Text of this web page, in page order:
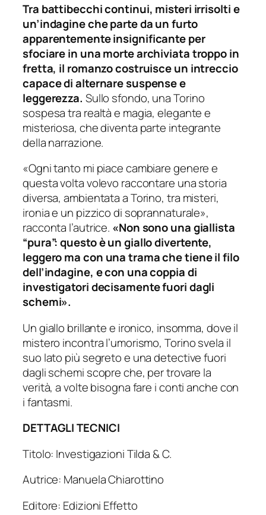
Tra battibecchi continui, misteri irrisolti e
un’indagine che parte da un furto
apparentemente insignificante per
sfociare in una morte archiviata troppo in
fretta, il romanzo costruisce un intreccio
capace di alternare suspense e
leggerezza. Sullo sfondo, una Torino
sospesa tra realtà e magia, elegante e
misteriosa, che diventa parte integrante
della narrazione.
«Ogni tanto mi piace cambiare genere e
questa volta volevo raccontare una storia
diversa, ambientata a Torino, tra misteri,
ironia e un pizzico di soprannaturale»,
racconta l’autrice. «Non sono una giallista
“pura”: questo è un giallo divertente,
leggero ma con una trama che tiene il filo
dell’indagine, e con una coppia di
investigatori decisamente fuori dagli
schemi».
Un giallo brillante e ironico, insomma, dove il
mistero incontra l’umorismo, Torino svela il
suo lato più segreto e una detective fuori
dagli schemi scopre che, per trovare la
verità, a volte bisogna fare i conti anche con
i fantasmi.
DETTAGLI TECNICI
Titolo: Investigazioni Tilda & C.
Autrice: Manuela Chiarottino
Editore: Edizioni Effetto